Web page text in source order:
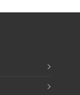
규제 걷고